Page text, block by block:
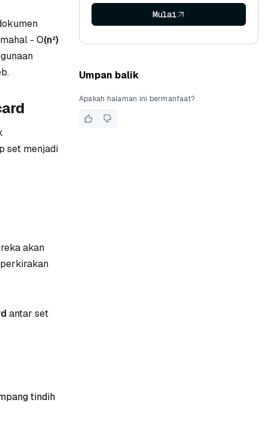
- O(n²)
set menjadi
akan
antar set
tindih
Mulai
Umpan balik
Apakah halaman ini bermanfaat?